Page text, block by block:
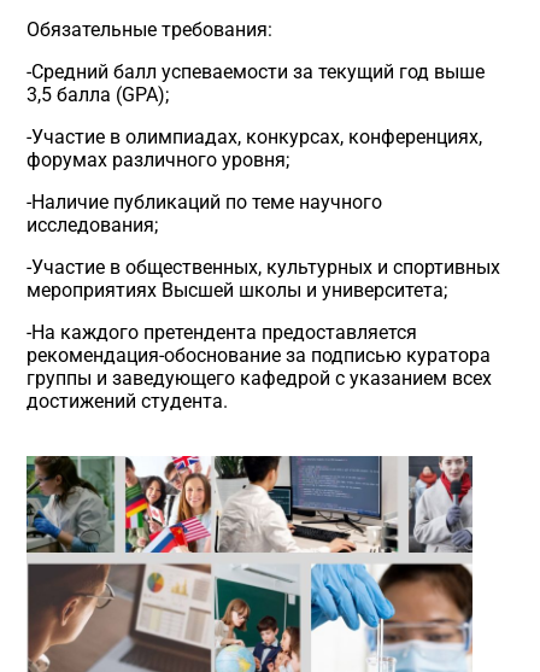
Обязательные требования:
-Средний балл успеваемости за текущий год выше
3,5 балла (GPA);
-Участие в олимпиадах, конкурсах, конференциях,
форумах различного уровня;
-Наличие публикаций по теме научного
исследования;
-Участие в общественных, культурных и спортивных
мероприятиях Высшей школы и университета;
-На каждого претендента предоставляется
рекомендация-обоснование за подписью куратора
группы и заведующего кафедрой с указанием всех
достижений студента.